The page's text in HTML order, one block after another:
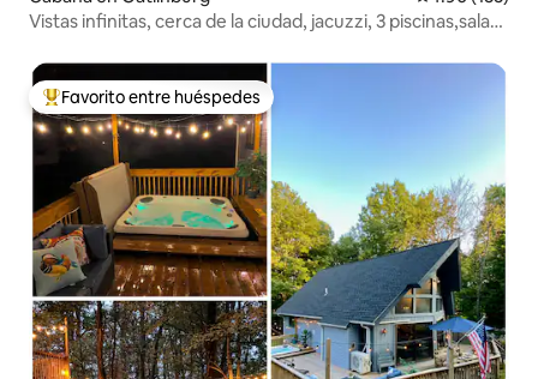
Vistas infinitas, cerca de la ciudad, jacuzzi, 3 piscinas,sala
Favorito entre huéspedes preferido
Favorito entre huéspedes